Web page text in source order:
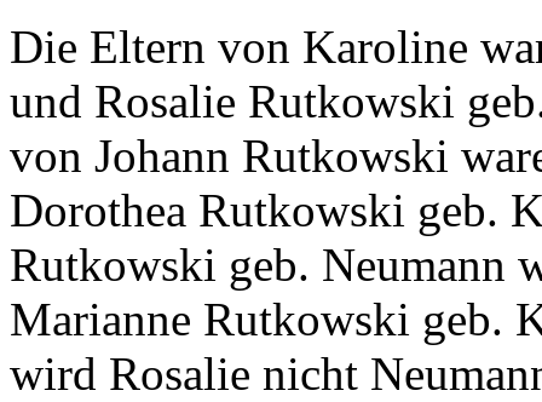
Die Eltern von Karoline
und Rosalie Rutkowski
von Johann Rutkowski
Dorothea Rutkowski geb.
Rutkowski geb. Neumann
Marianne Rutkowski geb.
wird Rosalie nicht